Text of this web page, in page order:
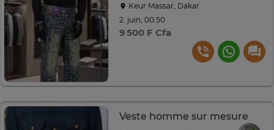
Keur Massar, Dakar
2. juin, 00:50
9 500 F Cfa
Veste homme sur mesure